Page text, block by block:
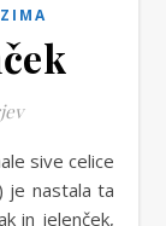
ZIMA
je nastala ta
in jelenček,